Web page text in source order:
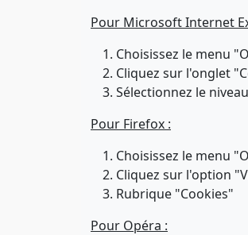
Pour Microsoft Internet
Choisissez le menu
Cliquez sur l'onglet
Sélectionnez le
Pour Firefox :
Choisissez le menu
Cliquez sur l'option
Rubrique "Cookies"
Pour Opéra :